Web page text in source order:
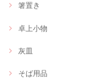
箸置き
卓上小物
灰皿
そば用品